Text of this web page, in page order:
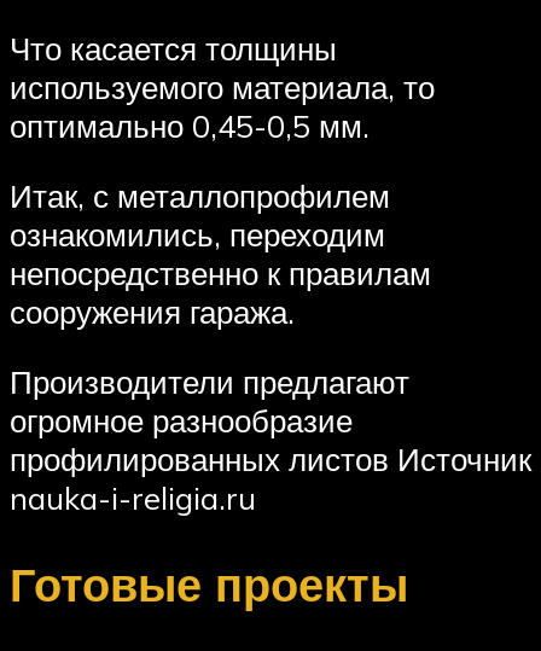
Что касается толщины
используемого материала, то
оптимально 0,45-0,5 мм.
Итак, с металлопрофилем
ознакомились, переходим
непосредственно к правилам
сооружения гаража.
Производители предлагают
огромное разнообразие
профилированных листов Источник
nauka-i-religia.ru
Готовые проекты